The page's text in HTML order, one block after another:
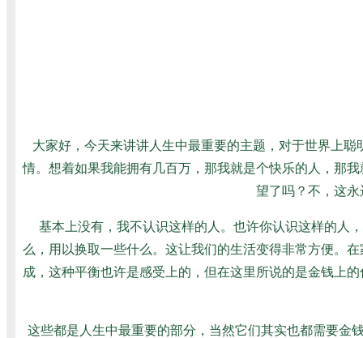
大家好，今天来讲讲人生中最重要的主题，对于世界上
情。想着如果我能拥有几百万，那我就是个快乐的人，那
望了吗？不，这
基本上没有，我不认识这样的人。也许你认识这样的人
么，用以换取一些什么。这让我们的生活变得非常方便。
成，这种平衡也许是感受上的，但在这里所说的是金钱上
这些都是人生中最重要的部分，当然它们其实也都需要金